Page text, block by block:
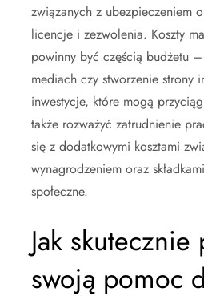
związanych z ubezpieczeniem
licencje i zezwolenia. Koszty
powinny być częścią budżetu
mediach czy stworzenie strony
inwestycje, które mogą
także rozważyć zatrudnienie
się z dodatkowymi kosztami
wynagrodzeniem oraz
społeczne.
Jak
swoją pomoc